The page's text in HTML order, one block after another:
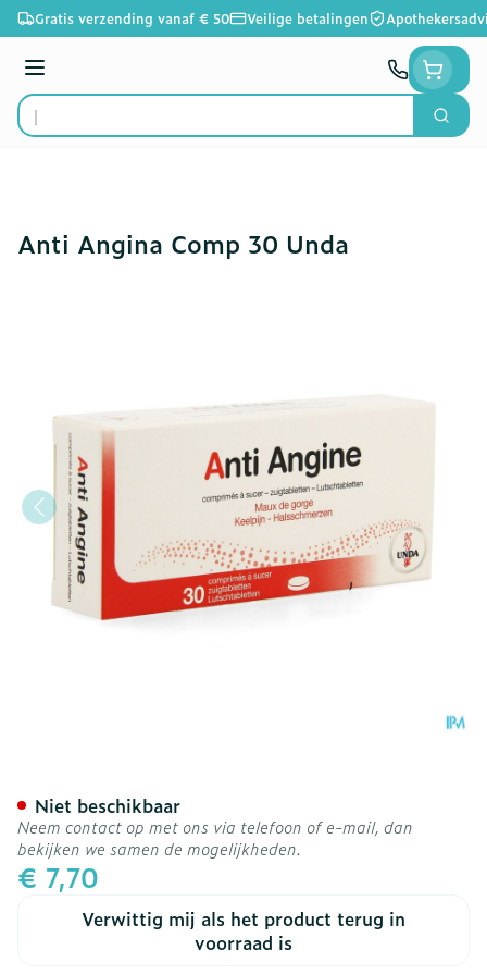
Ga naar de inhoud
Gratis verzending vanaf € 50 Veilige betalingen
Menu
Product, merk, categorie...
Zoek
Anti Angina Comp 30 Unda
€ 7,70
Verwittig mij als het product terug in
voorraad is
Niet beschikbaar
Neem contact op met ons via telefoon of e-mail, dan
bekijken we samen de mogelijkheden.